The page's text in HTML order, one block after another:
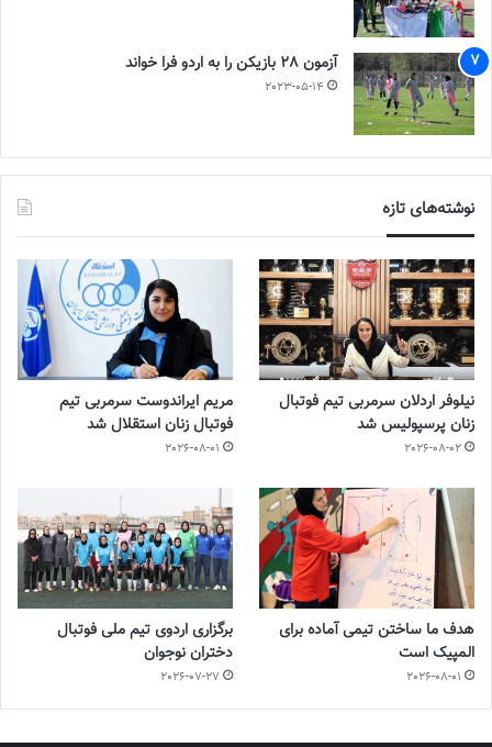
آزمون 28 بازیکن را به اردو فرا خواند
2023-05-14
نوشته‌های تازه
نیلوفر اردلان سرمربی تیم فوتبال
زنان پرسپولیس شد
2026-08-02
مریم ایراندوست سرمربی تیم
فوتبال زنان استقلال شد
2026-08-01
هدف ما ساختن تیمی آماده برای
المپیک است
2026-08-01
برگزاری اردوی تیم ملی فوتبال
دختران نوجوان
2026-07-27